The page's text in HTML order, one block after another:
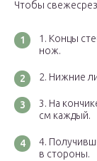
Чтобы
Концы
нож.
Нижние
На
см каждый.
в стороны.